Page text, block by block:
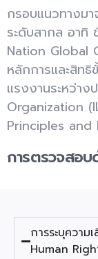
กรอบแนวทางม
ระดับสากล อาทิ
Nation Global
หลักการและสิท
แรงงานระหว่า
Organization
Principles
การตรวจสอ
การระบุควา
Human